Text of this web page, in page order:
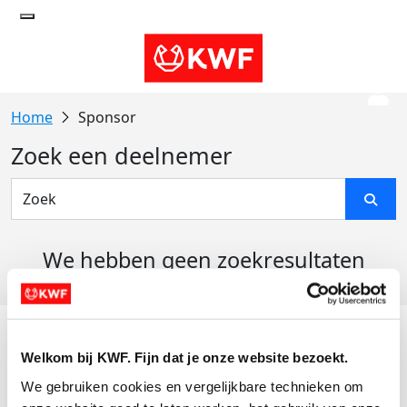
Welkom bij KWF. Fijn dat je onze website bezoekt.
We gebruiken cookies en vergelijkbare technieken om
Sponsor
Zoek een deelnemer
We hebben geen zoekresultaten
Actiematerialen
Evenementen